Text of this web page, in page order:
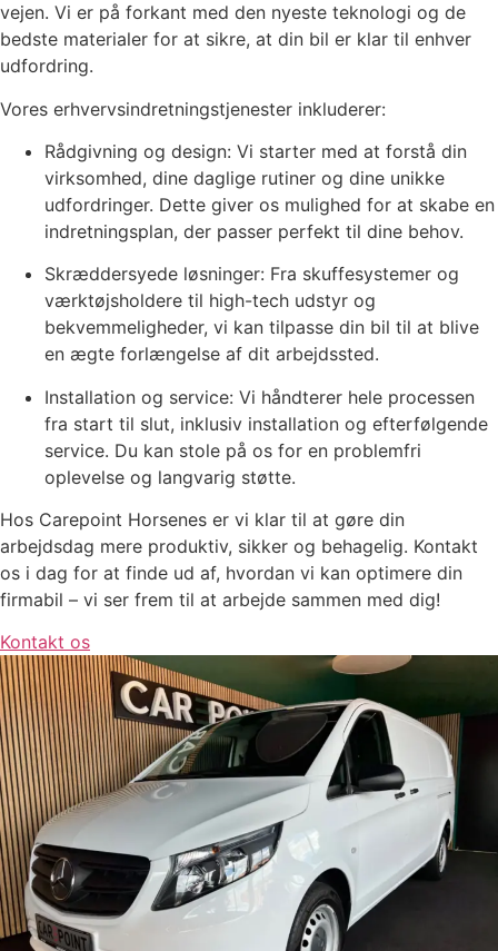
vejen. Vi er på forkant med den nyeste teknologi og de
bedste materialer for at sikre, at din bil er klar til enhver
udfordring.
Vores erhvervsindretningstjenester inkluderer:
Rådgivning og design: Vi starter med at forstå din
virksomhed, dine daglige rutiner og dine unikke
udfordringer. Dette giver os mulighed for at skabe en
indretningsplan, der passer perfekt til dine behov.
Skræddersyede løsninger: Fra skuffesystemer og
værktøjsholdere til high-tech udstyr og
bekvemmeligheder, vi kan tilpasse din bil til at blive
en ægte forlængelse af dit arbejdssted.
Installation og service: Vi håndterer hele processen
fra start til slut, inklusiv installation og efterfølgende
service. Du kan stole på os for en problemfri
oplevelse og langvarig støtte.
Hos Carepoint Horsenes er vi klar til at gøre din
arbejdsdag mere produktiv, sikker og behagelig. Kontakt
os i dag for at finde ud af, hvordan vi kan optimere din
firmabil – vi ser frem til at arbejde sammen med dig!
Kontakt os